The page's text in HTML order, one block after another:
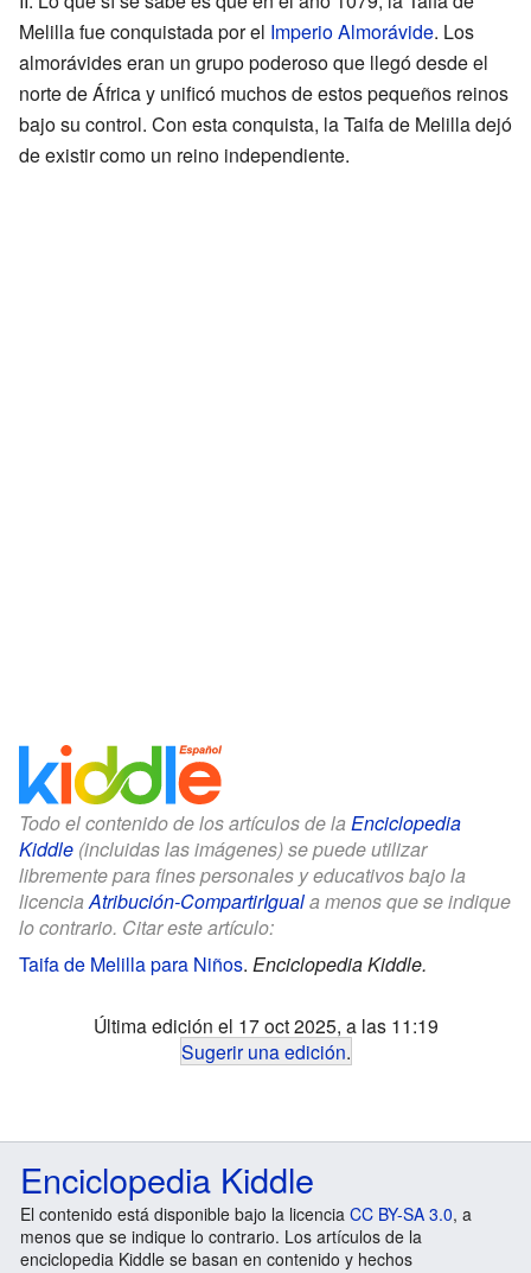
Melilla fue conquistada por el Imperio Almorávide. Los
almorávides eran un grupo poderoso que llegó desde el
norte de África y unificó muchos de estos pequeños reinos
bajo su control. Con esta conquista, la Taifa de Melilla dejó
de existir como un reino independiente.
Todo el contenido de los artículos de la Enciclopedia
Kiddle (incluidas las imágenes) se puede utilizar
libremente para fines personales y educativos bajo la
licencia Atribución-CompartirIguala menos que se indique
lo contrario. Citar este artículo:
Taifa de Melilla para Niños. Enciclopedia Kiddle.
Última edición el 17 oct 2025, a las 11:19
Sugerir una edición.
Enciclopedia Kiddle
El contenido está disponible bajo la licencia CC BY-SA 3.0, a
menos que se indique lo contrario. Los artículos de la
enciclopedia Kiddle se basan en contenido y hechos